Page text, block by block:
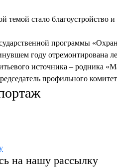
темой стало благоустройство
программы
году отремонтирована
источника – родника
профильного
на нашу рассылку